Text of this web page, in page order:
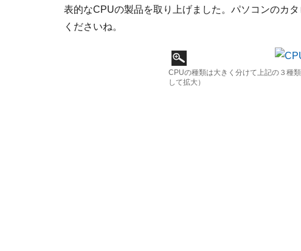
表的なCPUの製品を取り上げました。パソコンのカ
くださいね。
CPUの種類は大きく分けて上記の３種
して拡大）